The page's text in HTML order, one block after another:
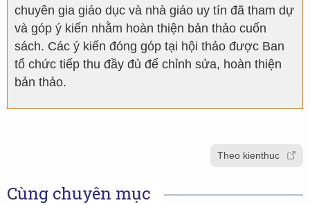
chuyên gia giáo dục và nhà giáo uy tín đã tham dự
và góp ý kiến nhằm hoàn thiện bản thảo cuốn
sách. Các ý kiến đóng góp tại hội thảo được Ban
tổ chức tiếp thu đầy đủ để chỉnh sửa, hoàn thiện
bản thảo.
Theo kienthuc
Cùng chuyên mục